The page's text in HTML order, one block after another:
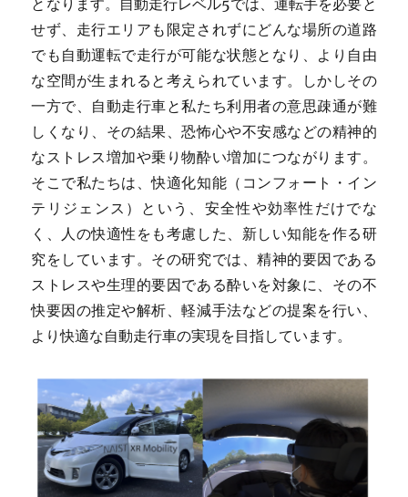
せず、走行エリアも限定されずにどんな場所の道路
でも自動運転で走行が可能な状態となり、より自由
な空間が生まれると考えられています。しかしその
一方で、自動走行車と私たち利用者の意思疎通が難
しくなり、その結果、恐怖心や不安感などの精神的
なストレス増加や乗り物酔い増加につながります。
そこで私たちは、快適化知能（コンフォート・イン
テリジェンス）という、安全性や効率性だけでな
く、人の快適性をも考慮した、新しい知能を作る研
究をしています。その研究では、精神的要因である
ストレスや生理的要因である酔いを対象に、その不
快要因の推定や解析、軽減手法などの提案を行い、
より快適な自動走行車の実現を目指しています。